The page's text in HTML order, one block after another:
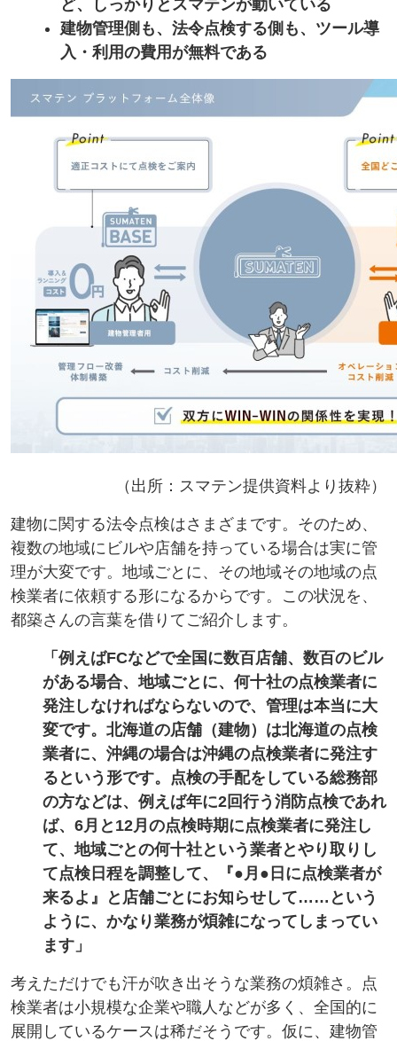
ど、しっかりとスマテンが動いている
建物管理側も、法令点検する側も、ツール導
入・利用の費用が無料である
（出所：スマテン提供資料より抜粋）
建物に関する法令点検はさまざまです。そのため、
複数の地域にビルや店舗を持っている場合は実に管
理が大変です。地域ごとに、その地域その地域の点
検業者に依頼する形になるからです。この状況を、
都築さんの言葉を借りてご紹介します。
「例えばFCなどで全国に数百店舗、数百のビル
がある場合、地域ごとに、何十社の点検業者に
発注しなければならないので、管理は本当に大
変です。北海道の店舗（建物）は北海道の点検
業者に、沖縄の場合は沖縄の点検業者に発注す
るという形です。点検の手配をしている総務部
の方などは、例えば年に2回行う消防点検であれ
ば、6月と12月の点検時期に点検業者に発注し
て、地域ごとの何十社という業者とやり取りし
て点検日程を調整して、『●月●日に点検業者が
来るよ』と店舗ごとにお知らせして……という
ように、かなり業務が煩雑になってしまってい
ます」
考えただけでも汗が吹き出そうな業務の煩雑さ。点
検業者は小規模な企業や職人などが多く、全国的に
展開しているケースは稀だそうです。仮に、建物管